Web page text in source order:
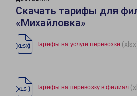
Скачать тарифы для
«Михайловка»
Тарифы на услуги перевозки
Тарифы на перевозку в филиал